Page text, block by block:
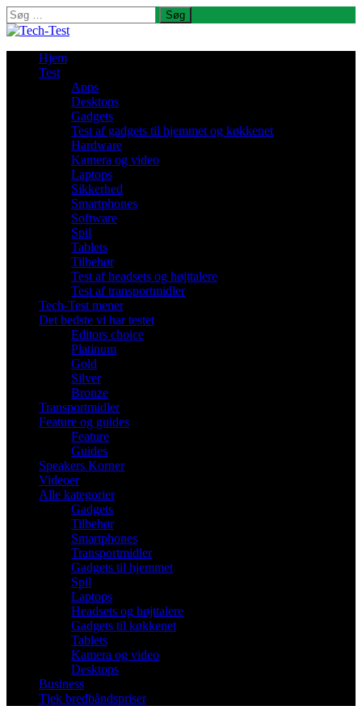
Søg
efter:
Hjem
Test
Apps
Desktops
Gadgets
Test af gadgets til hjemmet og køkkenet
Hardware
Kamera og video
Laptops
Sikkerhed
Smartphones
Software
Spil
Tablets
Tilbehør
Test af headsets og højttalere
Test af transportmidler
Tech-Test mener
Det bedste vi har testet
Editors choice
Platinum
Gold
Silver
Bronze
Transportmidler
Feature og guides
Feature
Guides
Speakers Korner
Videoer
Alle kategorier
Gadgets
Tilbehør
Smartphones
Transportmidler
Gadgets til hjemmet
Spil
Laptops
Headsets og højttalere
Gadgets til køkkenet
Tablets
Kamera og video
Desktops
Business
Tjek bredbåndspriser